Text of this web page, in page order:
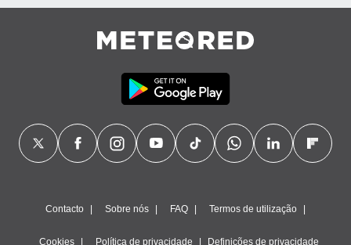
Contacto Sobre nós FAQ Termos de utilização
Cookies Política de privacidade Definições de privacidade